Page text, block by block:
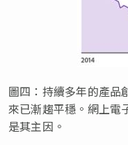
圖四：持續多年的產品
來已漸趨平穩。網上電
是其主因。